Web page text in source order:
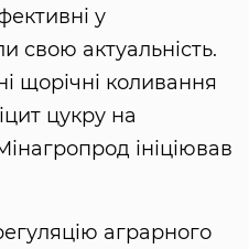
у
свою актуальність.
щорічні коливання
цукру на
ініціював
аграрного